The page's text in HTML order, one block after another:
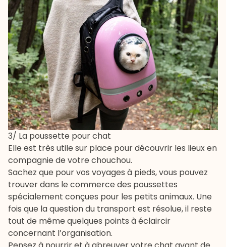
3/ La poussette pour chat
Elle est très utile sur place pour découvrir les lieux en
compagnie de votre chouchou.
Sachez que pour vos voyages à pieds, vous pouvez
trouver dans le commerce des poussettes
spécialement conçues pour les petits animaux. Une
fois que la question du transport est résolue, il reste
tout de même quelques points à éclaircir
concernant l’organisation.